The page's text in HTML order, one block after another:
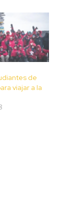
de
viajar a la